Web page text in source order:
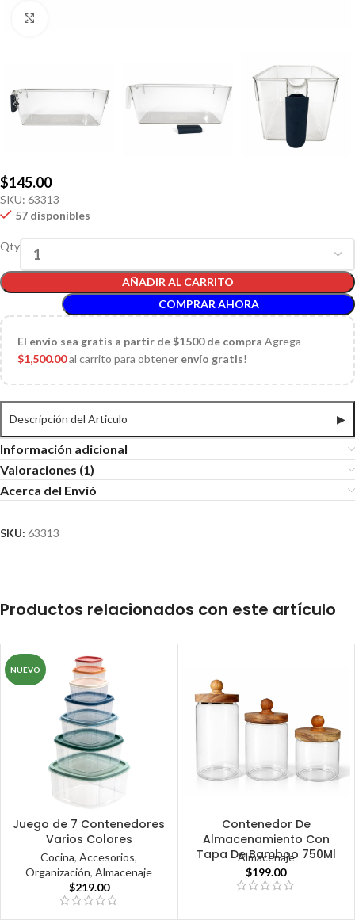
$145.00
SKU: 63313
57 disponibles
Qty
AÑADIR AL CARRITO
COMPRAR AHORA
El envío sea gratis a partir de $1500 de compra Agrega
$1,500.00al carrito para obtener envío gratis!
Descripción del Articulo ▶
Información adicional
Valoraciones (1)
Acerca del Envió
SKU: 63313
Productos relacionados con este artículo
NUEVO
Juego de 7 Contenedores
Varios Colores
Cocina,Accesorios,
Organización,Almacenaje
$219.00
Contenedor De
Almacenamiento Con
Tapa De Bamboo 750Ml
Almacenaje
$199.00